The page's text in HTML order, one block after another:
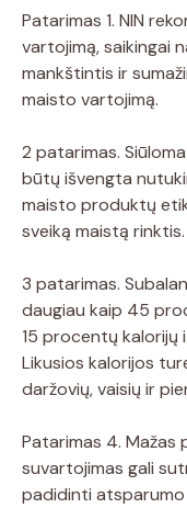
Patarimas 1. NIN
vartojimą, saikingai
mankštintis ir
maisto vartojimą.
2 patarimas.
būtų išvengta
maisto produktų
sveiką maistą rinktis.
3 patarimas.
daugiau kaip 45
15 procentų kalorijų
Likusios kalorijos
daržovių, vaisių ir
Patarimas 4. Mažas
suvartojimas gali
padidinti atsparumo